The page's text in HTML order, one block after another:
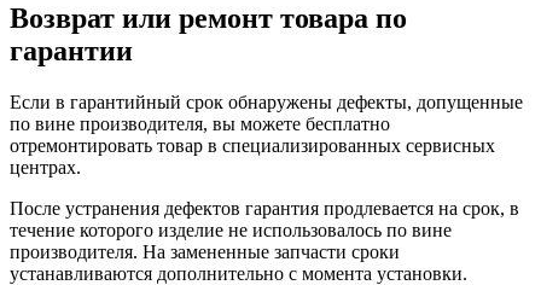
Возврат или ремонт товара по
гарантии
Если в гарантийный срок обнаружены дефекты, допущенные
по вине производителя, вы можете бесплатно
отремонтировать товар в специализированных сервисных
центрах.
После устранения дефектов гарантия продлевается на срок, в
течение которого изделие не использовалось по вине
производителя. На замененные запчасти сроки
устанавливаются дополнительно с момента установки.